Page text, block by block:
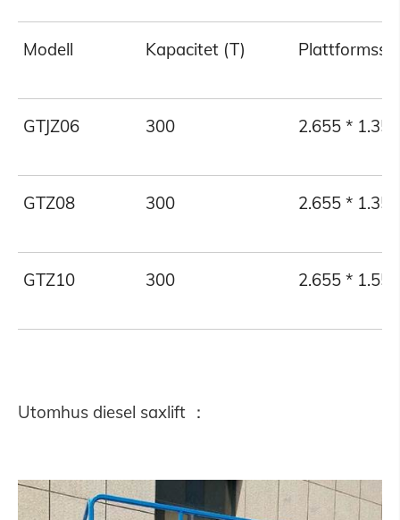
Modell Kapacitet (T)
GTJZ06 300 2.655 *
GTZ08 300 2.655 *
GTZ10 300 2.655 *
Utomhus diesel saxlift ：